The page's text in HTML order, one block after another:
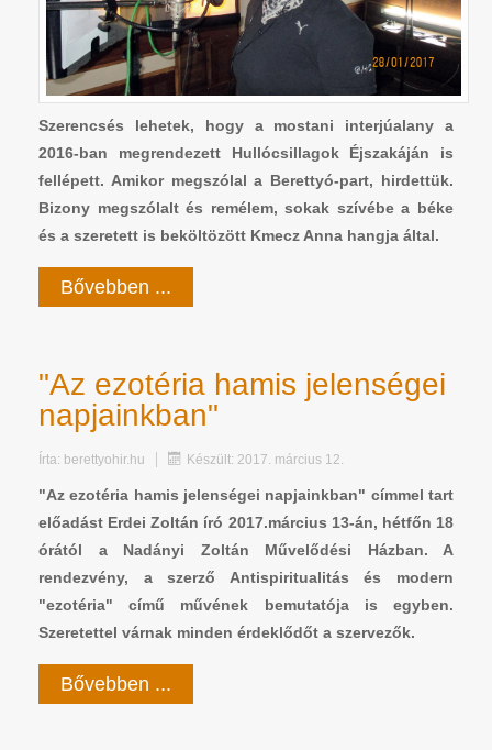
Szerencsés lehetek, hogy a mostani interjúalany a
2016-ban megrendezett Hullócsillagok Éjszakáján is
fellépett. Amikor megszólal a Berettyó-part, hirdettük.
Bizony megszólalt és remélem, sokak szívébe a béke
és a szeretett is beköltözött Kmecz Anna hangja által.
Bővebben ...
"Az ezotéria hamis jelenségei
napjainkban"
Írta: berettyohir.hu Készült: 2017. március 12.
"Az ezotéria hamis jelenségei napjainkban" címmel tart
előadást Erdei Zoltán író 2017.március 13-án, hétfőn 18
órától a Nadányi Zoltán Művelődési Házban. A
rendezvény, a szerző Antispiritualitás és modern
"ezotéria" című művének bemutatója is egyben.
Szeretettel várnak minden érdeklődőt a szervezők.
Bővebben ...